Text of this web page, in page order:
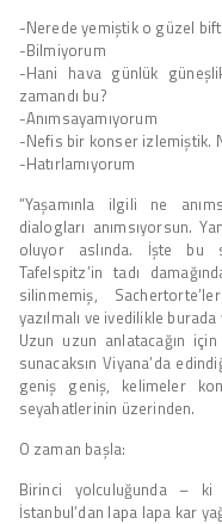
-Nerede yemiştik o güzel
-Bilmiyorum
-Hani hava günlük
zamandı bu?
-Anımsayamıyorum
-Nefis bir konser izlemiştik.
-Hatırlamıyorum
“Yaşamınla ilgili ne
dialogları anımsıyorsun.
oluyor aslında. İşte bu
Tafelspitz’in tadı
silinmemiş,
yazılmalı ve ivedilikle burada
Uzun uzun anlatacağın
sunacaksın Viyana’da
geniş geniş, kelimeler
seyahatlerinin üzerinden.
O zaman başla:
Birinci yolculuğunda –
İstanbul’dan lapa lapa kar